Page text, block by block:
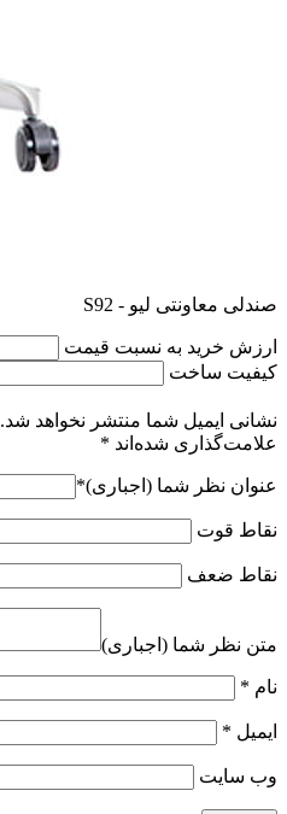
صندلی معاونتی لیو - S92
ارزش خرید به نسبت قیمت
کیفیت ساخت
نشانی ایمیل شما منتشر نخواهد شد.
علامت‌گذاری شده‌اند *
عنوان نظر شما (اجباری)*
نقاط قوت
نقاط ضعف
متن نظر شما (اجباری)
نام *
ایمیل *
وب‌ سایت